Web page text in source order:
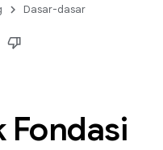
Dasar-dasar
Fondasi